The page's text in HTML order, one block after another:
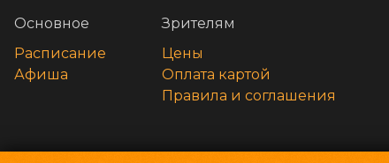
Основное
Расписание
Афиша
Зрителям
Цены
Оплата картой
Правила и соглашения